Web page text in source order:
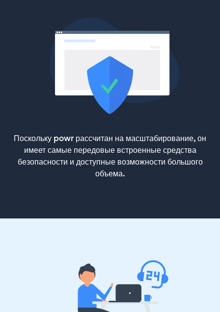
Поскольку powr рассчитан на масштабирование, он
имеет самые передовые встроенные средства
безопасности и доступные возможности большого
объема.